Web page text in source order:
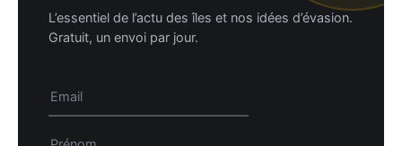
L’essentiel de l’actu des îles et nos idées d’évasion.
Gratuit, un envoi par jour.